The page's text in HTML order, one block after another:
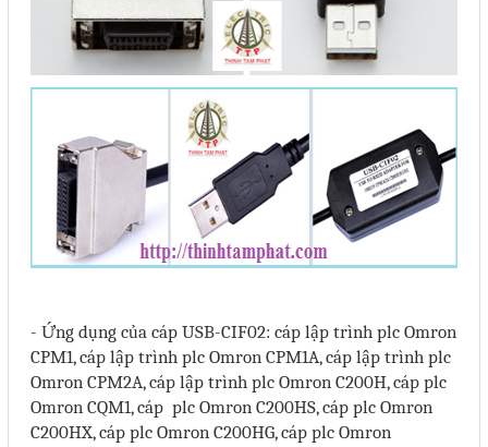
- Ứng dụng của cáp USB-CIF02: cáp lập trình plc Omron
CPM1, cáp lập trình plc Omron CPM1A, cáp lập trình plc
Omron CPM2A, cáp lập trình plc Omron C200H, cáp plc
Omron CQM1, cáp plc Omron C200HS, cáp plc Omron
C200HX, cáp plc Omron C200HG, cáp plc Omron
Giới thiệu
Dịch vụ
Thiết kế phần mềm giám sát
và quản lý
Thiết kế tủ điện công nghiệp
Sửa chữa biến tần
Sửa chữa màn hình HMI
Sửa Bộ điều khiển Servo, Bộ
điều khiển motor bước
Sửa chữa bộ nguồn